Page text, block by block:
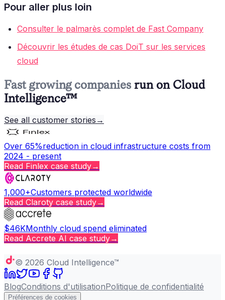
Pour aller plus loin
Consulter le palmarès complet de Fast Company
Découvrir les études de cas DoiT sur les services
cloud
Fast growing companies run on Cloud
Intelligence™
See all customer stories →
Over 65%reduction in cloud infrastructure costs from
2024 - present
Read Finlex case study→
1,000+Customers protected worldwide
Read Claroty case study→
$46KMonthly cloud spend eliminated
Read Accrete AI case study→
© 2026 Cloud Intelligence™
BlogConditions d'utilisationPolitique de confidentialité
Préférences de cookies